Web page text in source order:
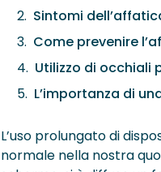
Sintomi
Come prevenire
Utilizzo di occhiali
L’importanza di
L’uso prolungato di
normale nella nostra